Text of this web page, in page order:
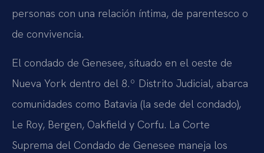
personas con una relación íntima, de parentesco o
de convivencia.
El condado de Genesee, situado en el oeste de
Nueva York dentro del 8.º Distrito Judicial, abarca
comunidades como Batavia (la sede del condado),
Le Roy, Bergen, Oakfield y Corfu. La Corte
Suprema del Condado de Genesee maneja los